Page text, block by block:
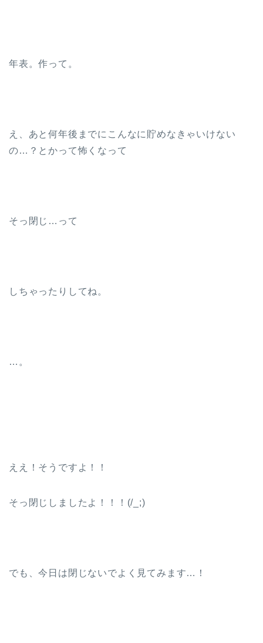
年表。作って。
え、あと何年後までにこんなに貯めなきゃいけない
の…？とかって怖くなって
そっ閉じ…って
しちゃったりしてね。
…。
ええ！そうですよ！！
そっ閉じしましたよ！！！(/_;)
でも、今日は閉じないでよく見てみます…！